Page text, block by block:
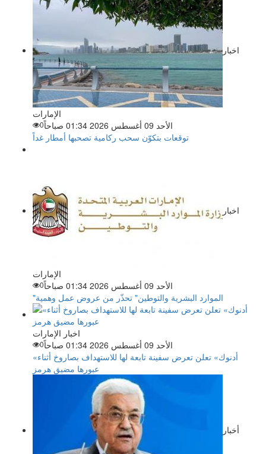
اخبار
الإمارات
الأحد 09 أغسطس 2026 01:34 صباحاً
0
توقعات بتكوّن سحب ركامية تصحبها أمطار غداً
اخبار
الإمارات
الأحد 09 أغسطس 2026 01:34 صباحاً
0
"الموارد البشرية والتوطين" تحذّر من عروض عمل وهمية
اخبار الإمارات
الأحد 09 أغسطس 2026 01:34 صباحاً
0
«أدنوك» تعلن تعرض سفينة تابعة لها للاستهداف بصاروخ أثناء
عبورها مضيق هرمز
أخبار